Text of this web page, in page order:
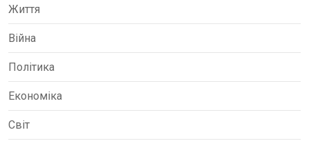
Життя
Війна
Політика
Економіка
Світ